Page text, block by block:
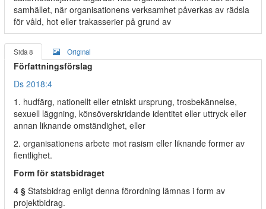
samhället, när organisationens verksamhet påverkas av rädsla
för våld, hot eller trakasserier på grund av
Sida 8 Original
Författningsförslag
Ds 2018:4
1. hudfärg, nationellt eller etniskt ursprung, trosbekännelse,
sexuell läggning, könsöverskridande identitet eller uttryck eller
annan liknande omständighet, eller
2. organisationens arbete mot rasism eller liknande former av
fientlighet.
Form för statsbidraget
4 § Statsbidrag enligt denna förordning lämnas i form av
projektbidrag.